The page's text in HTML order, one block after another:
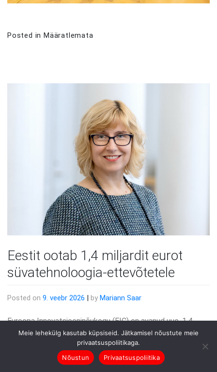
Posted in Määratlemata
Eestit ootab 1,4 miljardit eurot
süvatehnoloogia-ettevõtetele
Posted on 9. veebr 2026 | by Mariann Saar
Euroopa Innovatsiooninõukogu (EIC) on avanud uue, 1,4
miljardi euro suuruse programmi, mis on mõeldud kõige
ambitsioonikamatele teaduspõhistele, süvatehnoloogiaga
tegelevatele ettevõtetele. See raha ootab ka Eesti
Meie lehekülg kasutab küpsiseid. Jätkamisel nõustute meie
privaatsuspoliitikaga.
Nõustun
Privaatsuspoliitika